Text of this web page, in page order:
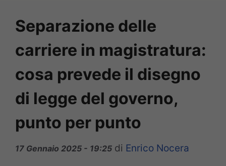
Separazione delle
carriere in magistratura:
cosa prevede il disegno
di legge del governo,
punto per punto
17 Gennaio 2025 - 19:25 di Enrico Nocera